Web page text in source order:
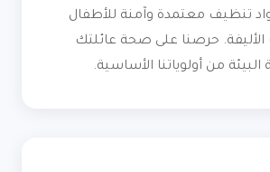
تنظيف معتمدة وآمنة للأطفال
الأليفة. حرصنا على صحة عائلتك
من أولوياتنا الأساسية.